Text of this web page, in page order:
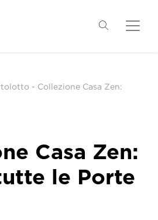
- Collezione Casa Zen:
Casa Zen:
le Porte